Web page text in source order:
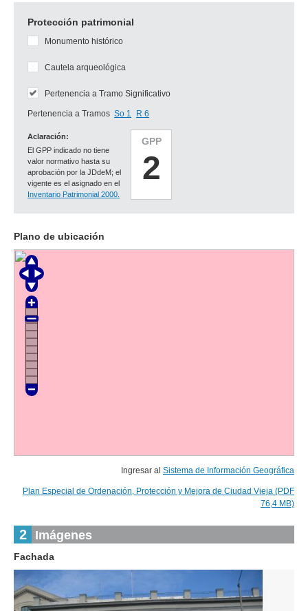
Protección patrimonial
GPP
2
Aclaración:
El GPP indicado no tiene
valor normativo hasta su
aprobación por la JDdeM; el
vigente es el asignado en el
Inventario Patrimonial 2000.
Monumento histórico
Cautela arqueológica
Pertenencia a Tramo Significativo
Pertenencia a Tramos So 1 R 6
Plano de ubicación
Ingresar al Sistema de Información Geográfica
Plan Especial de Ordenación, Protección y Mejora de Ciudad Vieja (PDF
76,4 MB)
2 Imágenes
Fachada